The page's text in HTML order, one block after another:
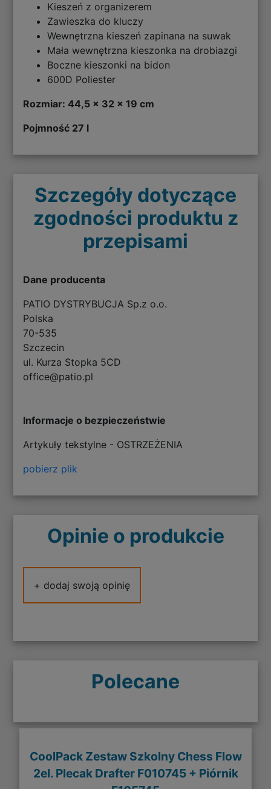
Kieszeń z organizerem
Zawieszka do kluczy
Wewnętrzna kieszeń zapinana na suwak
Mała wewnętrzna kieszonka na drobiazgi
Boczne kieszonki na bidon
600D Poliester
Rozmiar: 44,5 x 32 x 19 cm
Pojmność 27 l
Szczegóły dotyczące
zgodności produktu z
przepisami
Dane producenta
PATIO DYSTRYBUCJA Sp.z o.o.
Polska
70-535
Szczecin
ul. Kurza Stopka 5CD
office@patio.pl
Informacje o bezpieczeństwie
Artykuły tekstylne - OSTRZEŻENIA
pobierz plik
Opinie o produkcie
+ dodaj swoją opinię
Polecane
CoolPack Zestaw Szkolny Chess Flow
2el. Plecak Drafter F010745 + Piórnik